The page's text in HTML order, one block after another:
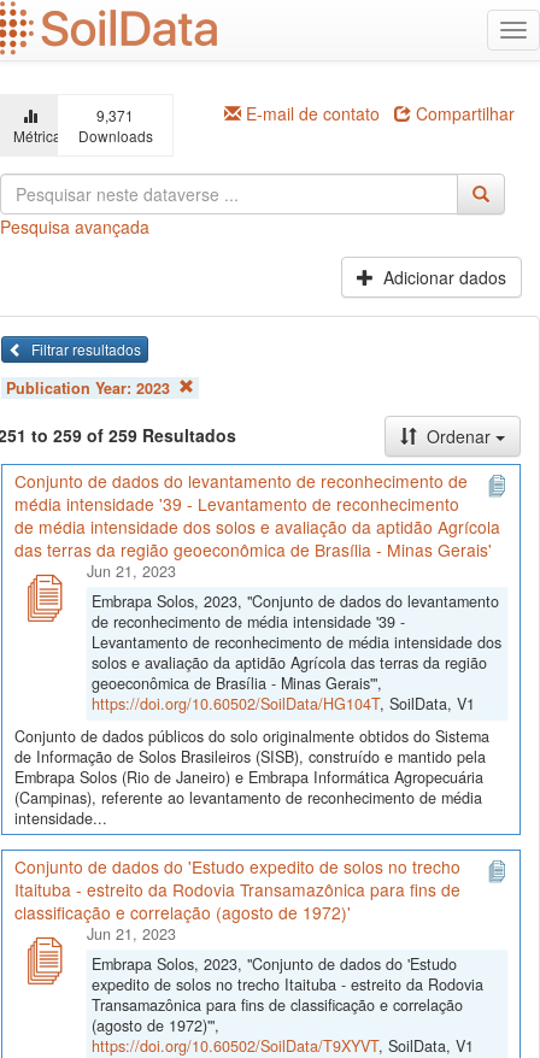
Ir
para
o
principal
Métricas
9,371
Downloads
E-mail de contato Compartilhar
Pesquisa avançada
Adicionar dados
Filtrar resultados
Publication Year: 2023
to 259 of 259 Resultados
Ordenar
Conjunto de dados do levantamento de reconhecimento de
média intensidade '39 - Levantamento de reconhecimento
de média intensidade dos solos e avaliação da aptidão Agrícola
das terras da região geoeconômica de Brasília - Minas Gerais'
Jun 21, 2023
Embrapa Solos, 2023, "Conjunto de dados do levantamento
de reconhecimento de média intensidade '39 -
Levantamento de reconhecimento de média intensidade dos
solos e avaliação da aptidão Agrícola das terras da região
geoeconômica de Brasília - Minas Gerais'",
https://doi.org/10.60502/SoilData/HG104T, SoilData, V1
Conjunto de dados públicos do solo originalmente obtidos do Sistema
de Informação de Solos Brasileiros (SISB), construído e mantido pela
Embrapa Solos (Rio de Janeiro) e Embrapa Informática Agropecuária
(Campinas), referente ao levantamento de reconhecimento de média
intensidade...
Conjunto de dados do 'Estudo expedito de solos no trecho
Itaituba - estreito da Rodovia Transamazônica para fins de
classificação e correlação (agosto de 1972)'
Jun 21, 2023
Embrapa Solos, 2023, "Conjunto de dados do 'Estudo
expedito de solos no trecho Itaituba - estreito da Rodovia
Transamazônica para fins de classificação e correlação
(agosto de 1972)'",
https://doi.org/10.60502/SoilData/T9XYVT, SoilData, V1